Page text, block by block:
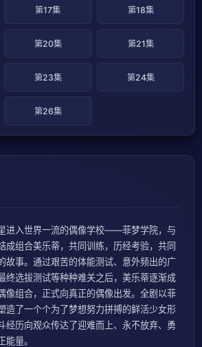
第17集 第18集
第20集 第21集
第23集 第24集
第26集
进入世界一流的偶像学校——菲梦学院，与
成组合美乐蒂，共同训练，历经考验，共同
故事。通过艰苦的体能测试、意外频出的广
终选拔测试等种种难关之后，美乐蒂逐渐成
像组合，正式向真正的偶像出发。全剧以菲
造了一个个为了梦想努力拼搏的鲜活少女形
经历向观众传达了迎难而上、永不放弃、勇
量。